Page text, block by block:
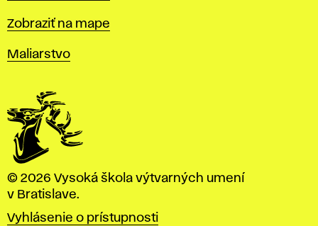
Mapa
Zobraziť na mape
Katedry
Maliarstvo
© 2026 Vysoká škola výtvarných umení
v Bratislave.
Vyhlásenie o prístupnosti